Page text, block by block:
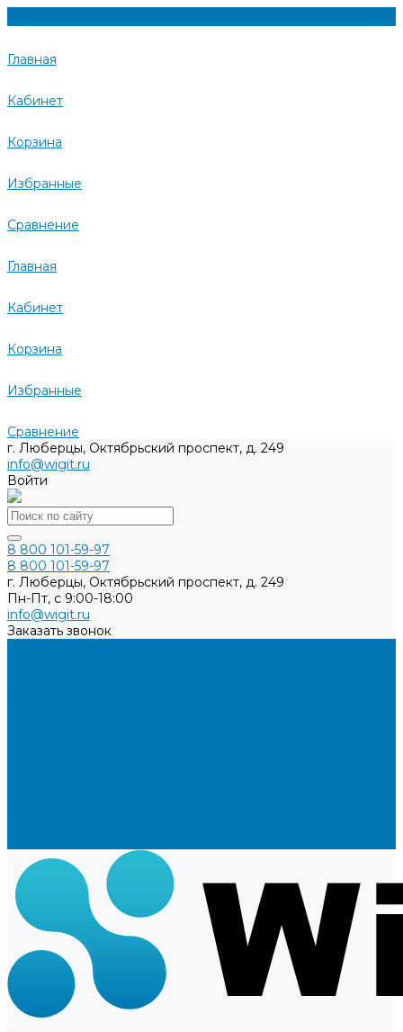
Главная
Кабинет
Корзина
Избранные
Сравнение
Главная
Кабинет
Корзина
Избранные
Сравнение
г. Люберцы, Октябрьский проспект, д. 249
info@wigit.ru
Войти
8 800 101-59-97
8 800 101-59-97
г. Люберцы, Октябрьский проспект, д. 249
Пн-Пт, с 9:00-18:00
info@wigit.ru
Заказать звонок